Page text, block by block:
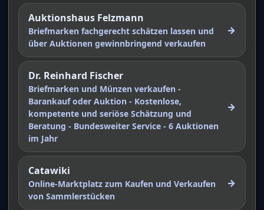
Auktionshaus Felzmann
Briefmarken fachgerecht schätzen lassen und
über Auktionen gewinnbringend verkaufen
→
Dr. Reinhard Fischer
Briefmarken und Münzen verkaufen -
Barankauf oder Auktion - Kostenlose,
kompetente und seriöse Schätzung und
Beratung - Bundesweiter Service - 6 Auktionen
im Jahr
→
Catawiki
Online-Marktplatz zum Kaufen und Verkaufen
von Sammlerstücken
→